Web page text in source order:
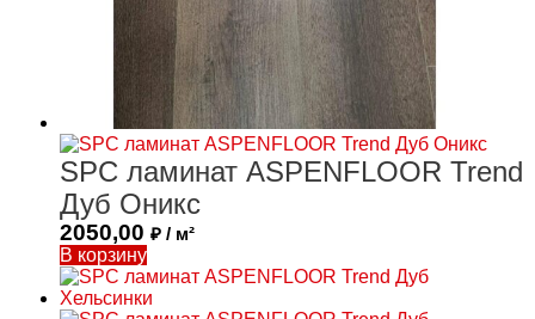
SPC ламинат ASPENFLOOR Trend
Дуб Оникс
2050,00 ₽ / м²
В корзину